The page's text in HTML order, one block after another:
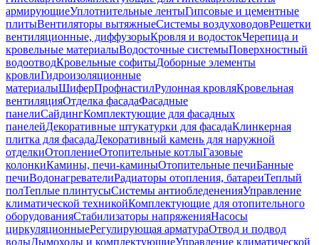
армирующиеУплотнительные лентыГипсовые и цементные
плитыВентиляторы вытяжныеСистемы воздуховодовРешетки
вентиляционные, диффузорыКровля и водостокЧерепица и
кровельные материалыВодосточные системыПоверхностный
водоотводКровельные софитыДоборные элементы
кровлиГидроизоляционные
материалыШиферПрофнастилРулонная кровляКровельная
вентиляцияОтделка фасадаФасадные
панелиСайдингКомплектующие для фасадных
панелейДекоративные штукатурки для фасадаКлинкерная
плитка для фасадаДекоративный камень для наружной
отделкиОтоплениеОтопительные котлыГазовые
колонкиКамины, печи-каминыОтопительные печиБанные
печиВодонагревателиРадиаторы отопления, батареиТеплый
полТеплые плинтусыСистемы антиобледененияУправление
климатической техникойКомплектующие для отопительного
оборудованияСтабилизаторы напряженияНасосы
циркуляционныеРегулирующая арматураОтвод и подвод
водыДымоходы и комплектующиеУправление климатической